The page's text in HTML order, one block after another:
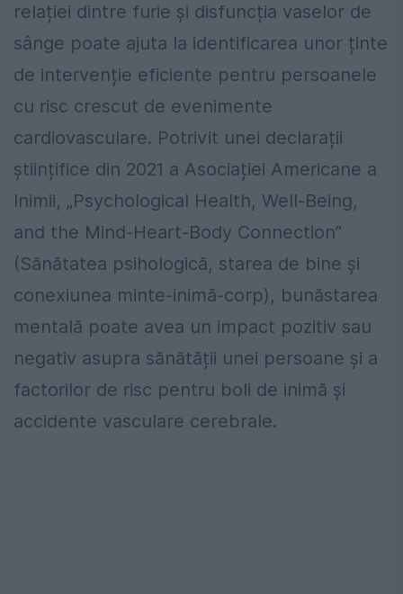
relației dintre furie și disfuncția vaselor de
sânge poate ajuta la identificarea unor ținte
de intervenție eficiente pentru persoanele
cu risc crescut de evenimente
cardiovasculare. Potrivit unei declarații
științifice din 2021 a Asociației Americane a
Inimii, „Psychological Health, Well-Being,
and the Mind-Heart-Body Connection”
(Sănătatea psihologică, starea de bine și
conexiunea minte-inimă-corp), bunăstarea
mentală poate avea un impact pozitiv sau
negativ asupra sănătății unei persoane și a
factorilor de risc pentru boli de inimă și
accidente vasculare cerebrale.